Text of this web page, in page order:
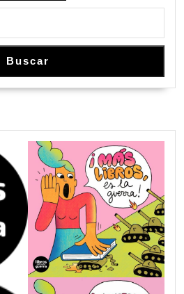
Buscar